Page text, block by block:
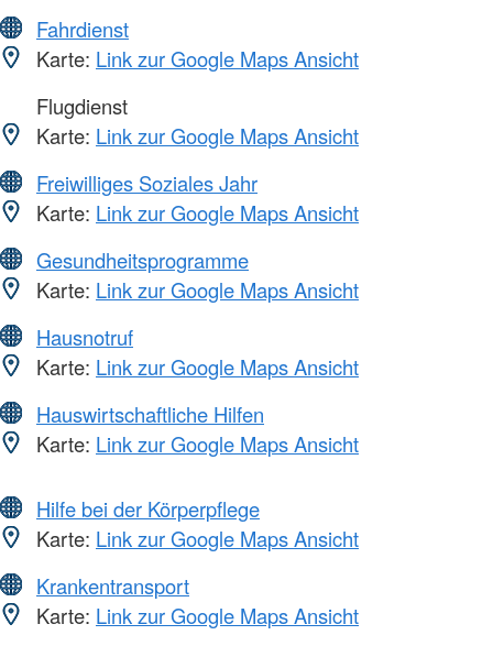
Fahrdienst
Karte: Link zur Google Maps Ansicht
Flugdienst
Karte: Link zur Google Maps Ansicht
Freiwilliges Soziales Jahr
Karte: Link zur Google Maps Ansicht
Gesundheitsprogramme
Karte: Link zur Google Maps Ansicht
Hausnotruf
Karte: Link zur Google Maps Ansicht
Hauswirtschaftliche Hilfen
Karte: Link zur Google Maps Ansicht
Hilfe bei der Körperpflege
Karte: Link zur Google Maps Ansicht
Krankentransport
Karte: Link zur Google Maps Ansicht